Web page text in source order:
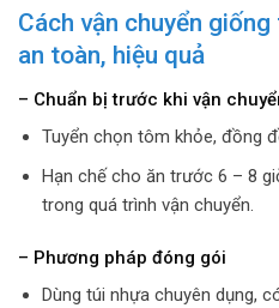
Cách vận chuyển
an toàn, hiệu quả
– Chuẩn bị trước khi vận
Tuyển chọn tôm khỏe, đồng
Hạn chế cho ăn trước 6 – 8
trong quá trình vận chuyển.
– Phương pháp đóng gói
Dùng túi nhựa chuyên dụng,